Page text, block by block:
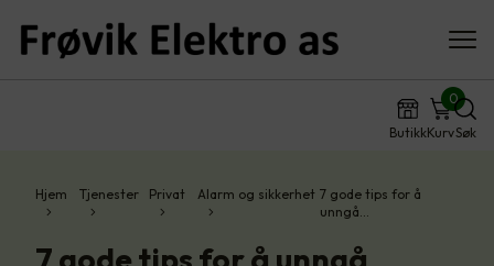
ButikkKurv
0
Søk
Hjem Tjenester Privat Alarm og sikkerhet 7 gode tips for å
unngå…